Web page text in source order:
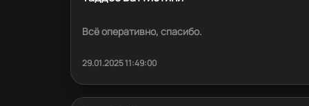
Всё оперативно, спасибо.
29.01.2025 11:49:00